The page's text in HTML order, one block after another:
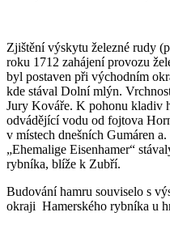
Zjištění výskytu železné rudy
roku 1712 zahájení provozu
byl postaven při východním
kde stával Dolní mlýn.
Jury Kováře. K pohonu kladiv
odvádějící vodu od fojtova
v místech dnešních Gumáren
„Ehemalige Eisenhamer“
rybníka, blíže k Zubří.
Budování hamru souviselo s
okraji Hamerského rybníka u